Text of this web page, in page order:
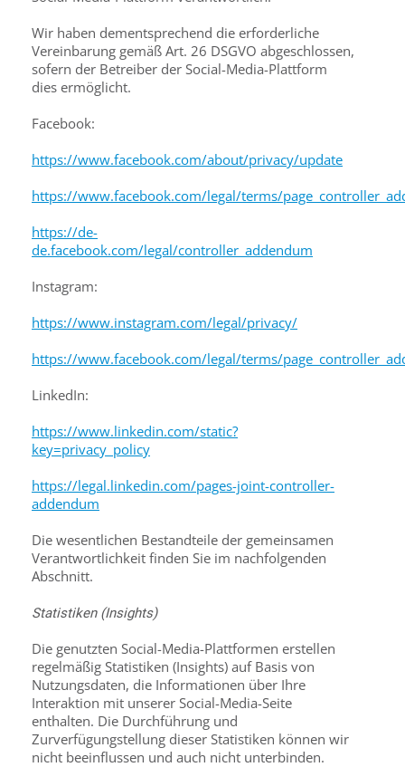
Wir haben dementsprechend die erforderliche
Vereinbarung gemäß Art. 26 DSGVO abgeschlossen,
sofern der Betreiber der Social-Media-Plattform
dies ermöglicht.
Facebook:
https://www.facebook.com/about/privacy/update
https://www.facebook.com/legal/terms/
https://de-
de.facebook.com/legal/controller_addendum
Instagram:
https://www.instagram.com/legal/privacy/
https://www.facebook.com/legal/terms/
LinkedIn:
https://www.linkedin.com/static?
key=privacy_policy
https://legal.linkedin.com/pages-joint-controller-
addendum
Die wesentlichen Bestandteile der gemeinsamen
Verantwortlichkeit finden Sie im nachfolgenden
Abschnitt.
Statistiken (Insights)
Die genutzten Social-Media-Plattformen erstellen
regelmäßig Statistiken (Insights) auf Basis von
Nutzungsdaten, die Informationen über Ihre
Interaktion mit unserer Social-Media-Seite
enthalten. Die Durchführung und
Zurverfügungstellung dieser Statistiken können wir
nicht beeinflussen und auch nicht unterbinden.